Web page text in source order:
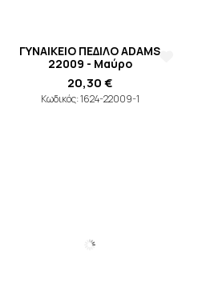
ΓΥΝΑΙΚΕΙΟ ΠΕΔΙΛΟ ADAMS
22009 - Μαύρο
20,30 €
Κωδικός: 1624-22009-1